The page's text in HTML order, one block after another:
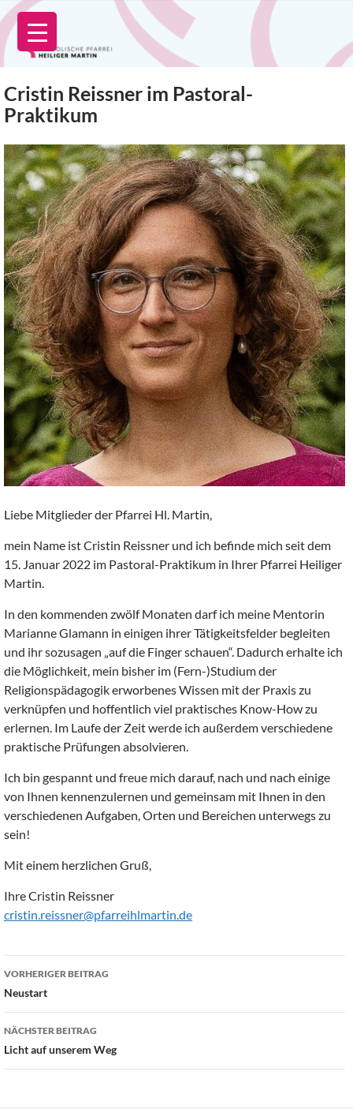
Zum
Inhalt
springen
Cristin Reissner im Pastoral-
Praktikum
Liebe Mitglieder der Pfarrei Hl. Martin,
mein Name ist Cristin Reissner und ich befinde mich seit dem
15. Januar 2022 im Pastoral-Praktikum in Ihrer Pfarrei Heiliger
Martin.
In den kommenden zwölf Monaten darf ich meine Mentorin
Marianne Glamann in einigen ihrer Tätigkeitsfelder begleiten
und ihr sozusagen „auf die Finger schauen“. Dadurch erhalte ich
die Möglichkeit, mein bisher im (Fern-)Studium der
Religionspädagogik erworbenes Wissen mit der Praxis zu
verknüpfen und hoffentlich viel praktisches Know-How zu
erlernen. Im Laufe der Zeit werde ich außerdem verschiedene
praktische Prüfungen absolvieren.
Ich bin gespannt und freue mich darauf, nach und nach einige
von Ihnen kennenzulernen und gemeinsam mit Ihnen in den
verschiedenen Aufgaben, Orten und Bereichen unterwegs zu
sein!
Mit einem herzlichen Gruß,
Ihre Cristin Reissner
cristin.reissner@pfarreihlmartin.de
Beitragsnavigation
VORHERIGER BEITRAG
Neustart
NÄCHSTER BEITRAG
Licht auf unserem Weg